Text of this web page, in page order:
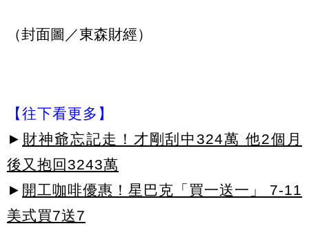
（封面圖／東森財經）
【往下看更多】
► 財神爺忘記走！才剛刮中324萬 他2個月
後又抱回3243萬
► 開工咖啡優惠！星巴克「買一送一」 7-11
美式買7送7